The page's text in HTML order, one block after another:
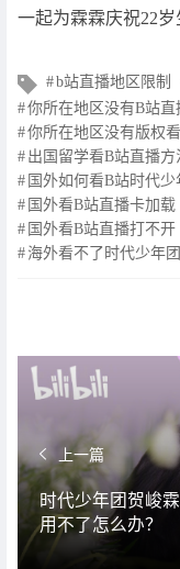
一起为霖霖庆祝22岁
文
章
标
签
b站直播地区限制
你所在地区没有B站直
你所在地区没有版权
出国留学看B站直播方
国外如何看B站时代
国外看B站直播卡加载
国外看B站直播打不开
海外看不了时代少年
上一篇
时代少年团贺峻
用不了怎么办？